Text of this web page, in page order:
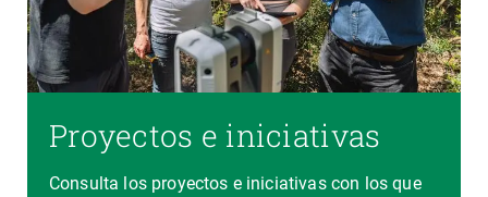
Proyectos e iniciativas
Consulta los proyectos e iniciativas con los que